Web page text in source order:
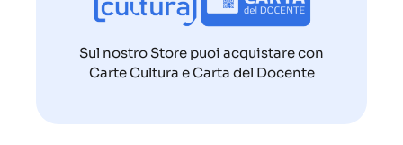
Sul nostro Store puoi acquistare con
Carte Cultura e Carta del Docente